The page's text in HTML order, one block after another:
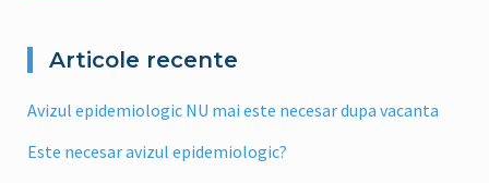
Articole recente
Avizul epidemiologic NU mai este necesar dupa vacanta
Este necesar avizul epidemiologic?